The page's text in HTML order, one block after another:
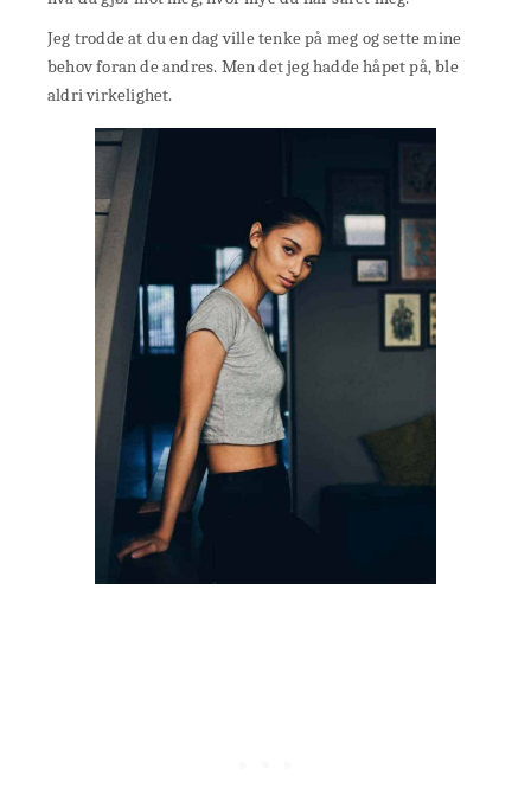
Jeg trodde at du en dag ville tenke på meg og sette mine
behov foran de andres. Men det jeg hadde håpet på, ble
aldri virkelighet.